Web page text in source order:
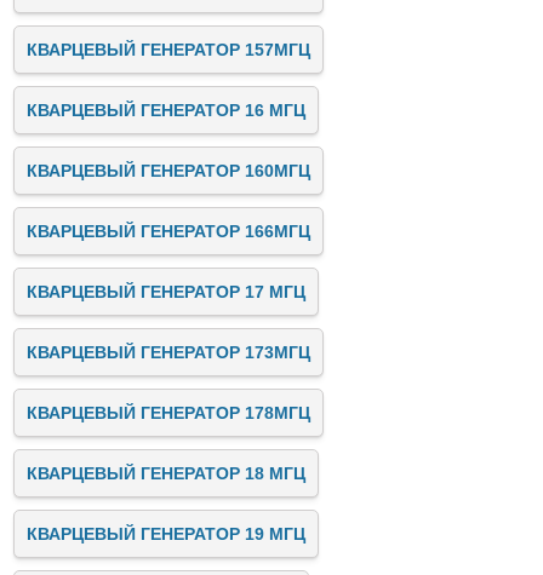
КВАРЦЕВЫЙ ГЕНЕРАТОР 157МГЦ
КВАРЦЕВЫЙ ГЕНЕРАТОР 16 МГЦ
КВАРЦЕВЫЙ ГЕНЕРАТОР 160МГЦ
КВАРЦЕВЫЙ ГЕНЕРАТОР 166МГЦ
КВАРЦЕВЫЙ ГЕНЕРАТОР 17 МГЦ
КВАРЦЕВЫЙ ГЕНЕРАТОР 173МГЦ
КВАРЦЕВЫЙ ГЕНЕРАТОР 178МГЦ
КВАРЦЕВЫЙ ГЕНЕРАТОР 18 МГЦ
КВАРЦЕВЫЙ ГЕНЕРАТОР 19 МГЦ